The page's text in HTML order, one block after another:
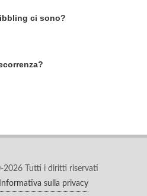
ci sono?
Tutti i diritti riservati
Informativa sulla privacy